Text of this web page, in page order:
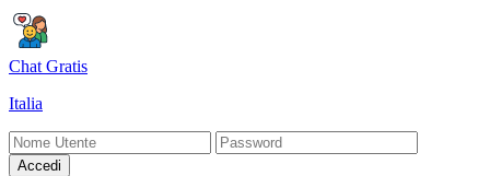
Chat Gratis
Italia
Accedi